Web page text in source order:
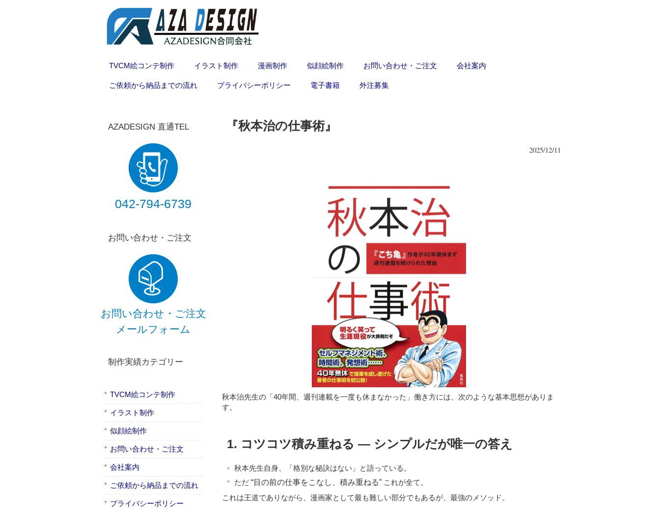
TVCM絵コンテ制作 イラスト制作 漫画制作 似顔絵制作 お問い合わせ・ご注文 会社案内
ご依頼から納品までの流れ プライバシーポリシー 電子書籍 外注募集
『秋本治の仕事術』
2025/12/11
秋本治先生の「40年間、週刊連載を一度も休まなかった」働き方には、次のような基本思想がありま
す。
1. コツコツ積み重ねる ― シンプルだが唯一の答え
秋本先生自身、「格別な秘訣はない」と語っている。
ただ “目の前の仕事をこなし、積み重ねる” これが全て。
これは王道でありながら、漫画家として最も難しい部分でもあるが、最強のメソッド。
AZADESIGN 直通TEL
042-794-6739
お問い合わせ・ご注文
お問い合わせ・ご注文
メールフォーム
制作実績カテゴリー
TVCM絵コンテ制作
イラスト制作
似顔絵制作
お問い合わせ・ご注文
会社案内
ご依頼から納品までの流れ
プライバシーポリシー